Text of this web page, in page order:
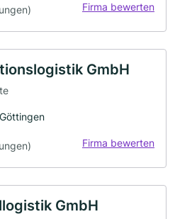
Firma bewerten
GmbH
Firma bewerten
GmbH